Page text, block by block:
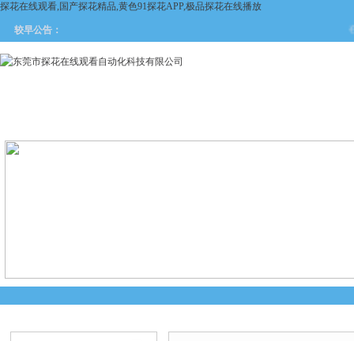
探花在线观看,国产探花精品,黄色91探花APP,极品探花在线播放
较早公告：